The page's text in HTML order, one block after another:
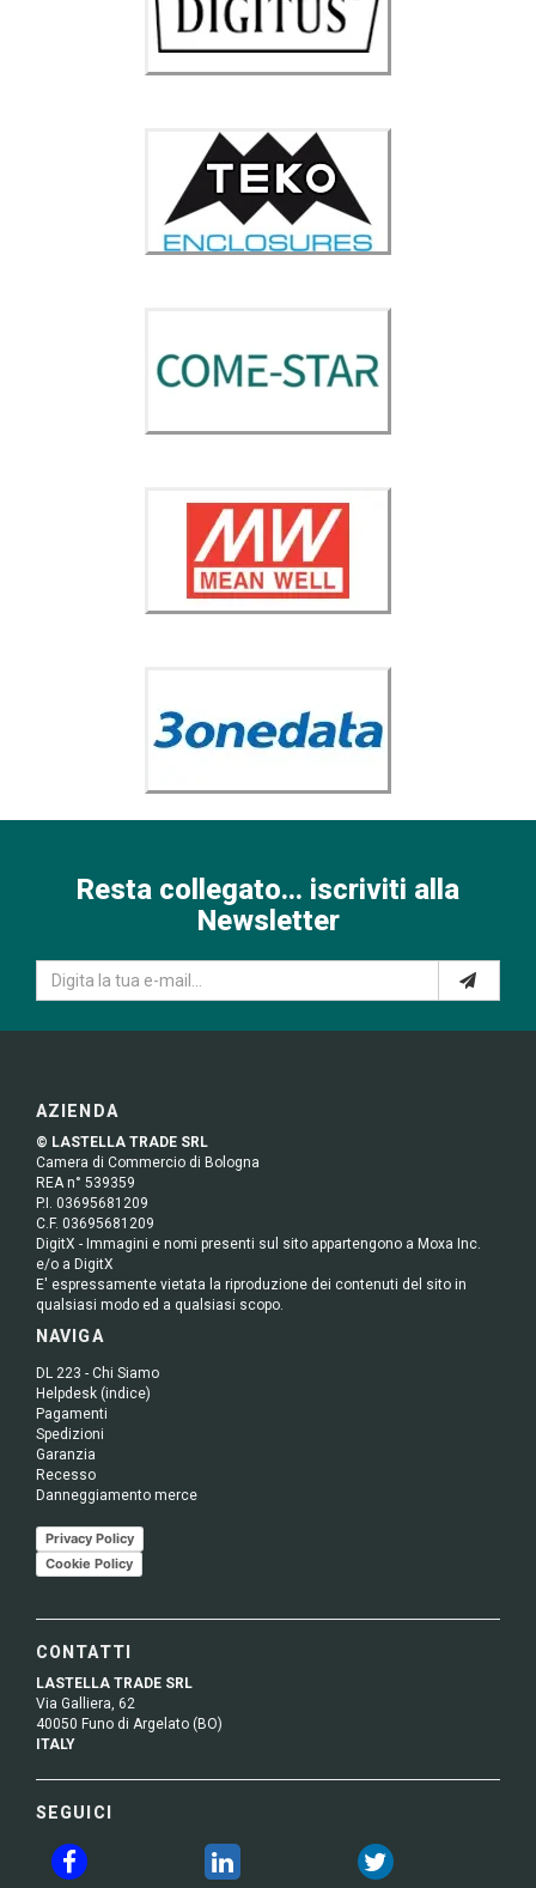
Resta collegato... iscriviti alla
Newsletter
AZIENDA
© LASTELLA TRADE SRL
Camera di Commercio di Bologna
REA n° 539359
P.I. 03695681209
C.F. 03695681209
DigitX - Immagini e nomi presenti sul sito appartengono a Moxa Inc.
e/o a DigitX
E' espressamente vietata la riproduzione dei contenuti del sito in
qualsiasi modo ed a qualsiasi scopo.
NAVIGA
DL 223 - Chi Siamo
Helpdesk (indice)
Pagamenti
Spedizioni
Garanzia
Recesso
Danneggiamento merce
Privacy Policy
Cookie Policy
CONTATTI
LASTELLA TRADE SRL
Via Galliera, 62
40050 Funo di Argelato (BO)
ITALY
SEGUICI